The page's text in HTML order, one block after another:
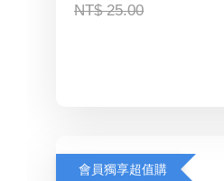
NT$ 25.00
會員獨享超值購